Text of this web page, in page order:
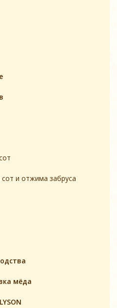
сот и отжима забруса
мёда